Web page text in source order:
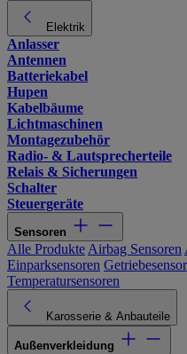
Elektrik
Anlasser
Antennen
Batteriekabel
Hupen
Kabelbäume
Lichtmaschinen
Montagezubehör
Radio- & Lautsprecherteile
Relais & Sicherungen
Schalter
Steuergeräte
Sensoren
Alle Produkte Airbag Sensoren
Einparksensoren
Temperatursensoren
Karosserie & Anbauteile
Außenverkleidung